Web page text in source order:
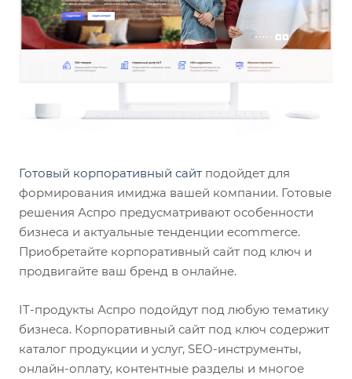
Готовый корпоративный сайт подойдет для
формирования имиджа вашей компании. Готовые
решения Аспро предусматривают особенности
бизнеса и актуальные тенденции ecommerce.
Приобретайте корпоративный сайт под ключ и
продвигайте ваш бренд в онлайне.
IT-продукты Аспро подойдут под любую тематику
бизнеса. Корпоративный сайт под ключ содержит
каталог продукции и услуг, SEO-инструменты,
онлайн-оплату, контентные разделы и многое